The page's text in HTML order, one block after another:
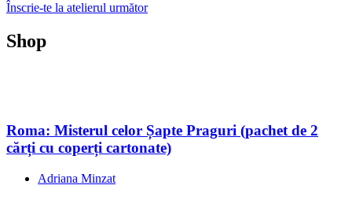
Înscrie-te la atelierul următor
Shop
Roma: Misterul celor Șapte Praguri (pachet de 2
cărți cu coperți cartonate)
Adriana Minzat